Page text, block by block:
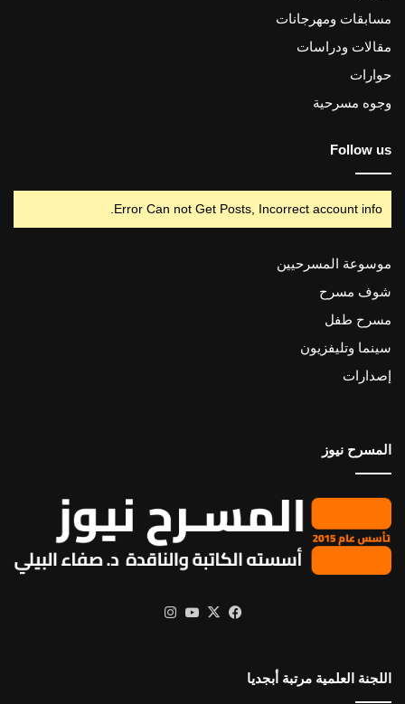
مسابقات ومهرجانات
مقالات ودراسات
حوارات
وجوه مسرحية
Follow us
Error Can not Get Posts, Incorrect account info.
موسوعة المسرحيين
شوف مسرح
مسرح طفل
سينما وتليفزيون
إصدارات
المسرح نيوز
فيسبوك
X يوتيوب
اللجنة العلمية مرتبة أبجديا